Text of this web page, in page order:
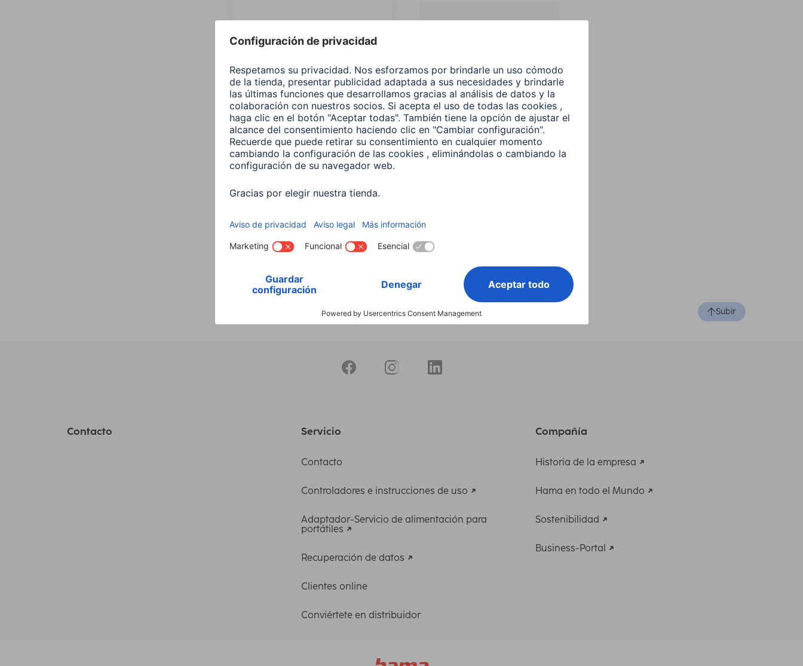
Hama Lámpara LED WLAN
,E14, 5,5 W, RGBW, Regulable,
Vela, Para control por voz
¿No
producto que
buscas?
Buscar entre todos
nuestros
productos
Subir
Contacto Servicio
Contacto
Controladores e instrucciones de uso
Adaptador-Servicio de alimentación para
portátiles
Recuperación de datos
Clientes online
Conviértete en distribuidor
Compañía
Historia de la empresa
Hama en todo el Mundo
Sostenibilidad
Business-Portal